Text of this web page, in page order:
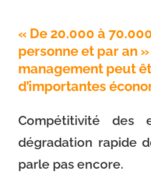
« De 20.000 à
personne et par an
management peut
d’importantes
Compétitivité des
dégradation rapide
parle pas encore.